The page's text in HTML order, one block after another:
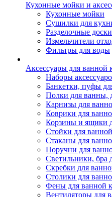
Кухонные мойки и
Кухонные мойки
Сушилки для
Разделочные доски
Измельчители
Фильтры для воды
Аксессуары для ванной
Наборы
Банкетки, пуфы
Полки для ванны,
Карнизы для
Коврики для
Корзины и ящики
Стойки для ванной
Стаканы для
Поручни для
Светильники, бра
Скребки для
Столики для
Фены для ванной
Вентиляторы для